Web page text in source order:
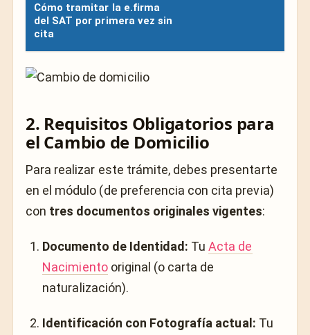
Cómo tramitar la e.firma
del SAT por primera vez sin
cita
2. Requisitos Obligatorios para
el Cambio de Domicilio
Para realizar este trámite, debes presentarte
en el módulo (de preferencia con cita previa)
con tres documentos originales vigentes:
Documento de Identidad: TuActa de
Nacimientooriginal (o carta de
naturalización).
Identificación con Fotografía actual: Tu